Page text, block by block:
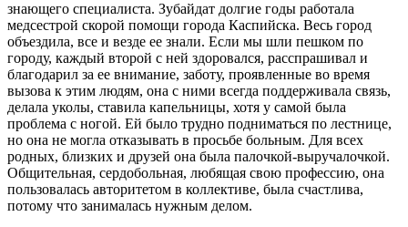
знающего специалиста. Зубайдат долгие годы работала
медсестрой скорой помощи города Каспийска. Весь город
объездила, все и везде ее знали. Если мы шли пешком по
городу, каждый второй с ней здоровался, расспрашивал и
благодарил за ее внимание, заботу, проявленные во время
вызова к этим людям, она с ними всегда поддерживала связь,
делала уколы, ставила капельницы, хотя у самой была
проблема с ногой. Ей было трудно подниматься по лестнице,
но она не могла отказывать в просьбе больным. Для всех
родных, близких и друзей она была палочкой-выручалочкой.
Общительная, сердобольная, любящая свою профессию, она
пользовалась авторитетом в коллективе, была счастлива,
потому что занималась нужным делом.